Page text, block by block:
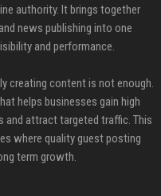
authority. It brings together
news publishing into one
and performance.
creating content is not enough.
helps businesses gain high
and attract targeted traffic. This
where quality guest posting
term growth.